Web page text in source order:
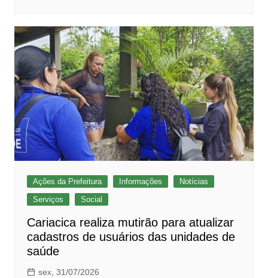
Ações da Prefeitura Informações
Notícias
Serviços
Social
Cariacica realiza mutirão para atualizar
cadastros de usuários das unidades de
saúde
sex, 31/07/2026